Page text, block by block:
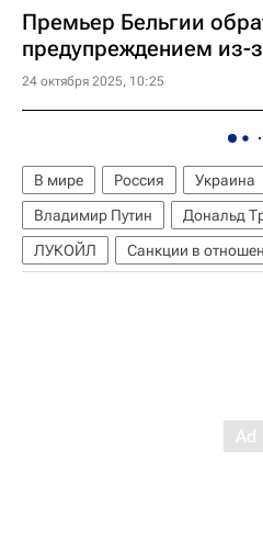
Премьер Бельгии
предупреждением из-
24 октября 2025, 10:25
В мире Россия Украина
Владимир Путин
Дональд
ЛУКОЙЛ
Санкции в